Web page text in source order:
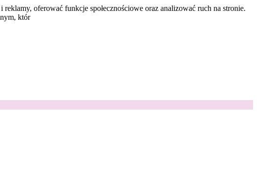
oferować funkcje społecznościowe oraz analizować ruch na stronie.
któr